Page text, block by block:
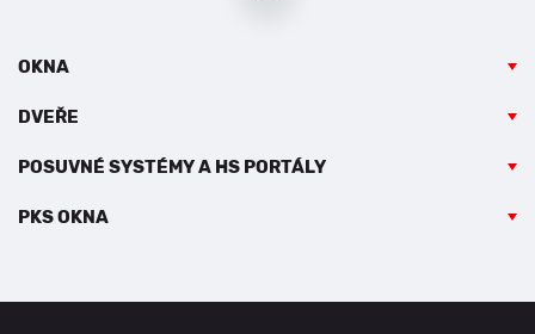
OKNA
DVEŘE
POSUVNÉ SYSTÉMY A HS PORTÁLY
PKS OKNA